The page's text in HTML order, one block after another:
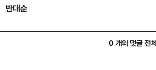
반대순
0 개의 댓글 전